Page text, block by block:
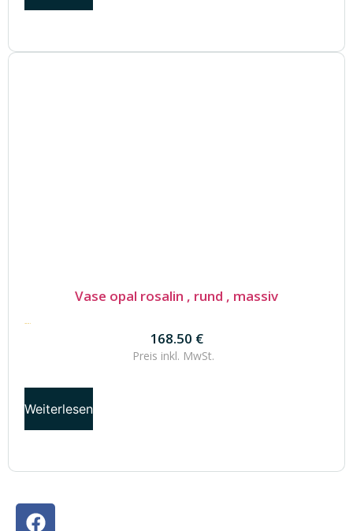
Vase opal rosalin , rund , massiv
168.50 €
168.50 €
Preis inkl. MwSt.
Weiterlesen